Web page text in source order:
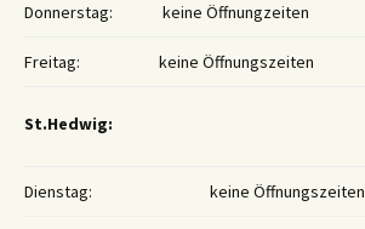
Donnerstag: keine Öffnungzeiten
Freitag: keine Öffnungszeiten
St.Hedwig:
Dienstag: keine Öffnungszeiten